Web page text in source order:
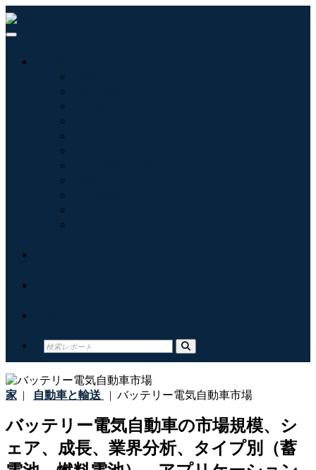
家 | 自動車と輸送 | バッテリー電気自動車市場
バッテリー電気自動車の市場規模、シ
ェア、成長、業界分析、タイプ別（蓄